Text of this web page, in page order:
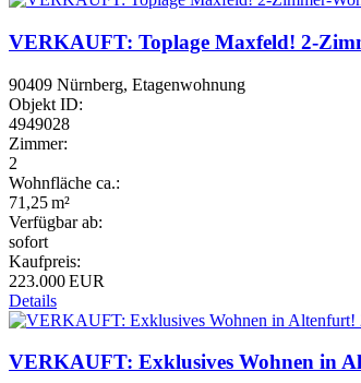
VERKAUFT: Toplage Maxfeld! 2-
90409 Nürnberg, Etagenwohnung
Objekt ID:
4949028
Zimmer:
2
Wohnfläche ca.:
71,25 m²
Verfügbar ab:
sofort
Kaufpreis:
223.000 EUR
Details
VERKAUFT: Exklusives Wohnen in